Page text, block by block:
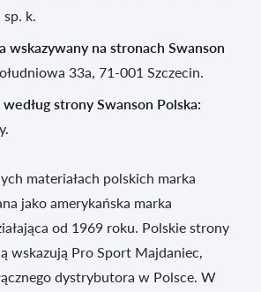
k.
wskazywany na stronach Swanson
33a, 71-001 Szczecin.
strony Swanson Polska:
materiałach polskich marka
jako amerykańska marka
od 1969 roku. Polskie strony
wskazują Pro Sport Majdaniec,
dystrybutora w Polsce. W